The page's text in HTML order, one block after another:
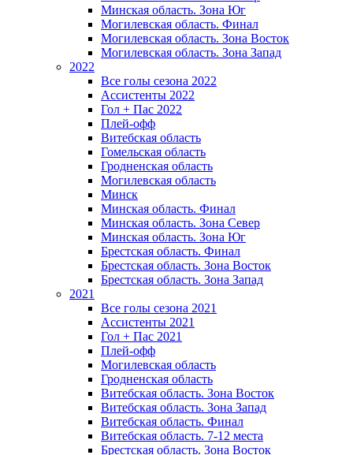
Минская область. Зона Юг
Могилевская область. Финал
Могилевская область. Зона Восток
Могилевская область. Зона Запад
2022
Все голы сезона 2022
Ассистенты 2022
Гол + Пас 2022
Плей-офф
Витебская область
Гомельская область
Гродненская область
Могилевская область
Минск
Mинская область. Финал
Минская область. Зона Север
Минская область. Зона Юг
Брестская область. Финал
Брестская область. Зона Восток
Брестская область. Зона Запад
2021
Все голы сезона 2021
Ассистенты 2021
Гол + Пас 2021
Плей-офф
Могилевская область
Гродненская область
Витебская область. Зона Восток
Витебская область. Зона Запад
Витебская область. Финал
Витебская область. 7-12 места
Брестская область. Зона Восток